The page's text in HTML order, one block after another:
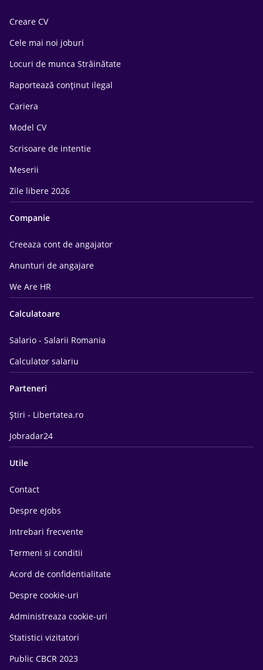
Creare CV
Cele mai noi joburi
Locuri de munca Străinătate
Raportează conținut ilegal
Cariera
Model CV
Scrisoare de intentie
Meserii
Zile libere 2026
Companie
Creeaza cont de angajator
Anunturi de angajare
We Are HR
Calculatoare
Salario - Salarii Romania
Calculator salariu
Parteneri
Știri - Libertatea.ro
Jobradar24
Utile
Contact
Despre eJobs
Intrebari frecvente
Termeni si conditii
Acord de confidentialitate
Despre cookie-uri
Administreaza cookie-uri
Statistici vizitatori
Public CBCR 2023